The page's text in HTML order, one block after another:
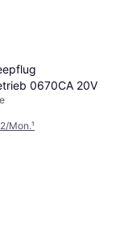
0670CA 20V
Mon.¹